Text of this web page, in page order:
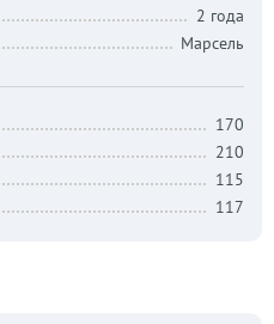
2 года
Марсель
170
210
115
117